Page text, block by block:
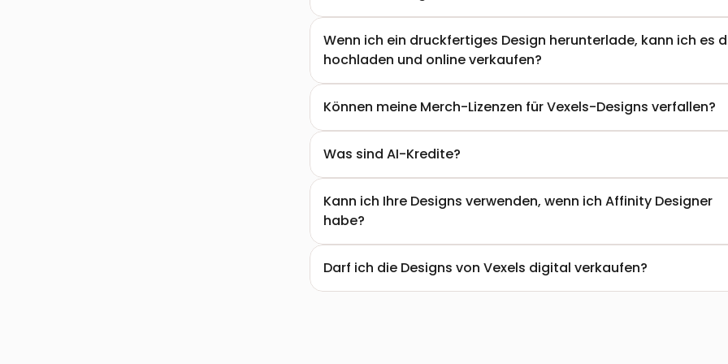
Wenn ich ein druckfertiges Design herunterlade, kann ich es
hochladen und online verkaufen?
Können meine Merch-Lizenzen für Vexels-Designs verfallen?
Was sind AI-Kredite?
Kann ich Ihre Designs verwenden, wenn ich Affinity Designer
habe?
Darf ich die Designs von Vexels digital verkaufen?